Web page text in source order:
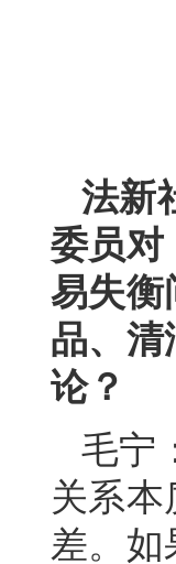
法新
委员对
易失衡
品、清
论？
毛宁
关系
差。